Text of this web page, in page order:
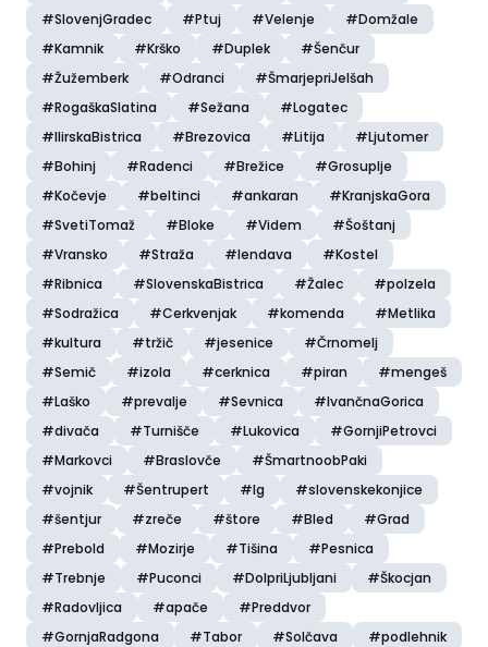
#SlovenjGradec
#Ptuj #Velenje
#Domžale
#Kamnik
#Krško #Duplek
#Šenčur
#Žužemberk
#Odranci
#ŠmarjepriJelšah
#RogaškaSlatina
#Sežana
#Logatec
#IlirskaBistrica
#Brezovica #Litija
#Ljutomer
#Bohinj
#Radenci #Brežice
#Grosuplje
#Kočevje
#beltinci #ankaran
#KranjskaGora
#SvetiTomaž
#Bloke #Videm
#Šoštanj
#Vransko
#Straža #lendava
#Kostel
#Ribnica
#SlovenskaBistrica #Žalec
#polzela
#Sodražica
#Cerkvenjak #komenda
#Metlika
#kultura
#tržič #jesenice
#Črnomelj
#Semič
#izola #cerknica #piran
#mengeš
#Laško
#prevalje #Sevnica
#IvančnaGorica
#divača
#Turnišče #Lukovica
#GornjiPetrovci
#Markovci
#Braslovče
#ŠmartnoobPaki
#vojnik
#Šentrupert #Ig
#slovenskekonjice
#šentjur
#zreče #štore #Bled
#Grad
#Prebold
#Mozirje #Tišina
#Pesnica
#Trebnje
#Puconci #DolpriLjubljani
#Škocjan
#Radovljica
#apače
#Preddvor
#GornjaRadgona
#Tabor #Solčava
#podlehnik